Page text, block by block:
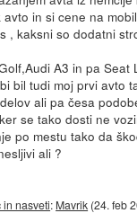
in si cene na
, kaksni so dodatni
A3 in pa Seat
bil tudi moj prvi avto
ali pa česa
se tako dosti ne
po mestu tako da
ali ?
in nasveti: Mavrik (24. feb